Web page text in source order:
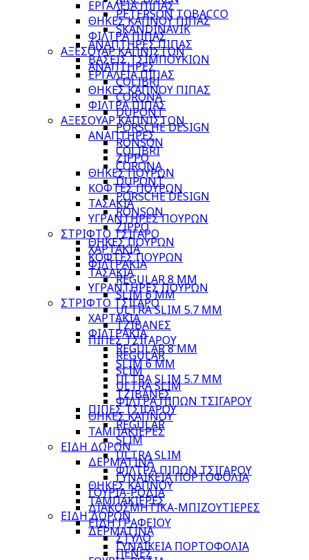
ΕΡΓΑΛΕΙΑ ΠΙΠΑΣ
ΘΗΚΕΣ ΚΑΠΝΟΥ ΠΙΠΑΣ
ΦΙΛΤΡΑ ΠΙΠΑΣ
ΑΞΕΣΟΥΑΡ ΚΑΠΝΙΣΤΩΝ
ΑΝΑΠΤΗΡΕΣ
COLIBRI
CORONA
DUPONT
PORSCHE DESIGN
RONSON
ZIPPO
ΘΗΚΕΣ ΠΟΥΡΩΝ
ΚΟΦΤΕΣ ΠΟΥΡΩΝ
ΤΑΣΑΚΙΑ
ΥΓΡΑΝΤΗΡΕΣ ΠΟΥΡΩΝ
ΣΤΡΙΦΤΟ ΤΣΙΓΑΡΟ
ΧΑΡΤΑΚΙΑ
ΦΙΛΤΡΑΚΙΑ
REGULAR 8 MM
SLIM 6 MM
ULTRA SLIM 5.7 MM
ΤΖΙΒΑΝΕΣ
ΠΙΠΕΣ ΤΣΙΓΑΡΟΥ
REGULAR
SLIM
ULTRA SLIM
ΦΙΛΤΡΑ ΠΙΠΩΝ ΤΣΙΓΑΡΟΥ
ΘΗΚΕΣ ΚΑΠΝΟΥ
ΤΑΜΠΑΚΙΕΡΕΣ
ΕΙΔΗ ΔΩΡΩΝ
ΔΕΡΜΑΤΙΝΑ
ΓΥΝΑΙΚΕΙΑ ΠΟΡΤΟΦΟΛΙΑ
ΓΟΥΡΙΑ-ΡΟΔΙΑ
ΔΙΑΚΟΣΜΗΤΙΚΑ-ΜΠΙΖΟΥΤΙΕΡΕΣ
ΕΙΔΗ ΓΡΑΦΕΙΟΥ
ΣΤΥΛΟ
ΠΕΝΕΣ
PETERSON TOBACCO
SKANDINAVIK
ΑΝΑΠΤΗΡΕΣ ΠΙΠΑΣ
ΒΑΣΕΙΣ ΤΣΙΜΠΟΥΚΙΩΝ
ΕΡΓΑΛΕΙΑ ΠΙΠΑΣ
ΘΗΚΕΣ ΚΑΠΝΟΥ ΠΙΠΑΣ
ΦΙΛΤΡΑ ΠΙΠΑΣ
ΑΞΕΣΟΥΑΡ ΚΑΠΝΙΣΤΩΝ
ΑΝΑΠΤΗΡΕΣ
COLIBRI
CORONA
DUPONT
PORSCHE DESIGN
RONSON
ZIPPO
ΘΗΚΕΣ ΠΟΥΡΩΝ
ΚΟΦΤΕΣ ΠΟΥΡΩΝ
ΤΑΣΑΚΙΑ
ΥΓΡΑΝΤΗΡΕΣ ΠΟΥΡΩΝ
ΣΤΡΙΦΤΟ ΤΣΙΓΑΡΟ
ΧΑΡΤΑΚΙΑ
ΦΙΛΤΡΑΚΙΑ
REGULAR 8 MM
SLIM 6 MM
ULTRA SLIM 5.7 MM
ΤΖΙΒΑΝΕΣ
ΠΙΠΕΣ ΤΣΙΓΑΡΟΥ
REGULAR
SLIM
ULTRA SLIM
ΦΙΛΤΡΑ ΠΙΠΩΝ ΤΣΙΓΑΡΟΥ
ΘΗΚΕΣ ΚΑΠΝΟΥ
ΤΑΜΠΑΚΙΕΡΕΣ
ΕΙΔΗ ΔΩΡΩΝ
ΔΕΡΜΑΤΙΝΑ
ΓΥΝΑΙΚΕΙΑ ΠΟΡΤΟΦΟΛΙΑ